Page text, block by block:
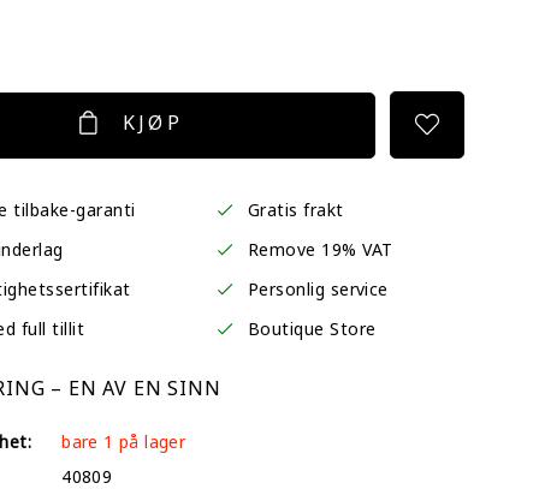
KJØP
tilbake-garanti
Gratis frakt
Remove 19% VAT
Personlig service
full tillit
Boutique Store
– EN AV EN SINN
bare 1 på lager
40809